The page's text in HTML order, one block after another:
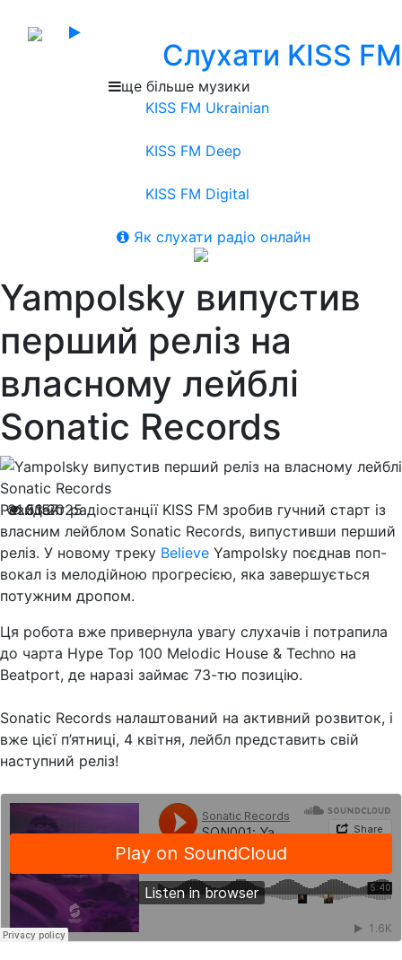
Слухати KISS FM
ще більше музики
KISS FM Ukrainian
KISS FM Deep
KISS FM Digital
Як слухати радіо онлайн
Yampolsky випустив
перший реліз на
власному лейблі
Sonatic Records
31.03.2025
5157
Резидент радіостанції KISS FM зробив гучний старт із
власним лейблом Sonatic Records, випустивши перший
реліз. У новому треку Believe Yampolsky поєднав поп-
вокал із мелодійною прогресією, яка завершується
потужним дропом.
Ця робота вже привернула увагу слухачів і потрапила
до чарта Hype Top 100 Melodic House & Techno на
Beatport, де наразі займає 73-тю позицію.
Sonatic Records налаштований на активний розвиток, і
вже цієї п’ятниці, 4 квітня, лейбл представить свій
наступний реліз!